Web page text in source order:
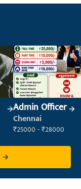
Admin Officer
Chennai
₹25000 - ₹28000